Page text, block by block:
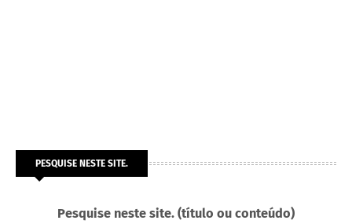
PESQUISE NESTE SITE.
Pesquise neste site. (título ou conteúdo)